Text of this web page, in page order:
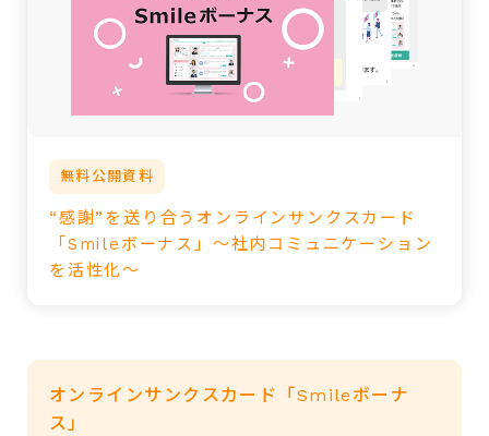
無料公開資料
“感謝”を送り合うオンラインサンクスカード
「Smileボーナス」～社内コミュニケーション
を活性化～
オンラインサンクスカード「Smileボーナ
ス」